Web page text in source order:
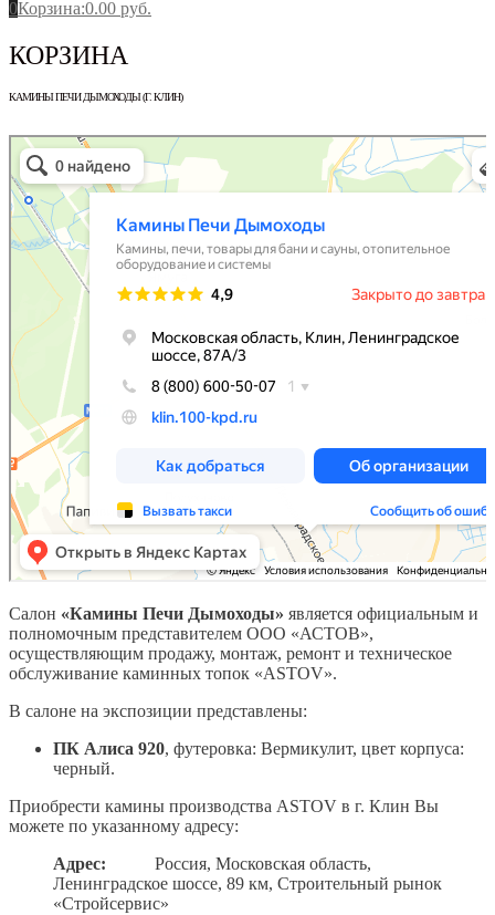
0Корзина:0.00 руб.
КОРЗИНА
КАМИНЫ ПЕЧИ ДЫМОХОДЫ (Г. КЛИН)
КПД Камины Печи Дымоходы
Камины, печи в Клину
Товары для бани и сауны в Клину
Салон «Камины Печи Дымоходы» является официальным и
полномочным представителем ООО «АСТОВ»,
осуществляющим продажу, монтаж, ремонт и техническое
обслуживание каминных топок «АSTOV».
В салоне на экспозиции представлены:
ПК Алиса 920, футеровка: Вермикулит, цвет корпуса:
черный.
Приобрести камины производства ASTOV в г. Клин Вы
можете по указанному адресу:
Адрес:
Россия, Московская область,
Ленинградское шоссе, 89 км, Строительный рынок
«Стройсервис»